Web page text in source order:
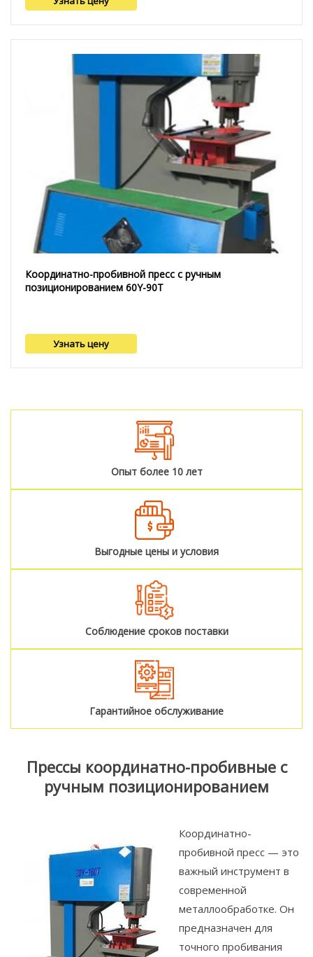
Координатно-пробивной пресс с ручным
позиционированием 60Y-90T
Узнать цену
Опыт более 10 лет
Выгодные цены и условия
Соблюдение сроков поставки
Гарантийное обслуживание
Прессы координатно-пробивные с
ручным позиционированием
Координатно-
пробивной пресс — это
важный инструмент в
современной
металлообработке. Он
предназначен для
точного пробивания